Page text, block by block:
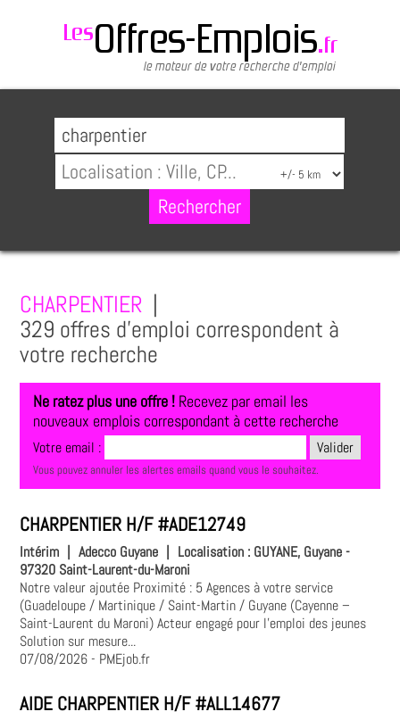
CHARPENTIER
329 offres d'emploi correspondent à
votre recherche
Ne ratez plus une offre ! Recevez par email les
nouveaux emplois correspondant à cette recherche
Votre email :
Vous pouvez annuler les alertes emails quand vous le souhaitez.
CHARPENTIER H/F #ADE12749
Intérim | Adecco Guyane | Localisation : GUYANE, Guyane -
97320 Saint-Laurent-du-Maroni
Notre valeur ajoutée Proximité : 5 Agences à votre service
(Guadeloupe / Martinique / Saint-Martin / Guyane (Cayenne –
Saint-Laurent du Maroni) Acteur engagé pour l'emploi des jeunes
Solution sur mesure...
07/08/2026- PMEjob.fr
AIDE CHARPENTIER H/F #ALL14677